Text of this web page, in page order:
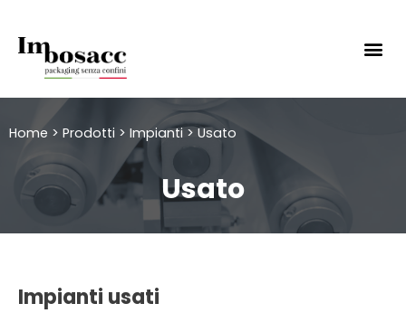
Home > Prodotti > Impianti>Usato
Usato
Impianti usati